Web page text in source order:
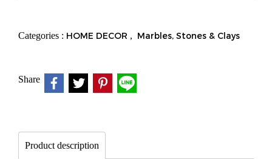
Categories : HOME DECOR , Marbles, Stones & Clays
Share
Product description